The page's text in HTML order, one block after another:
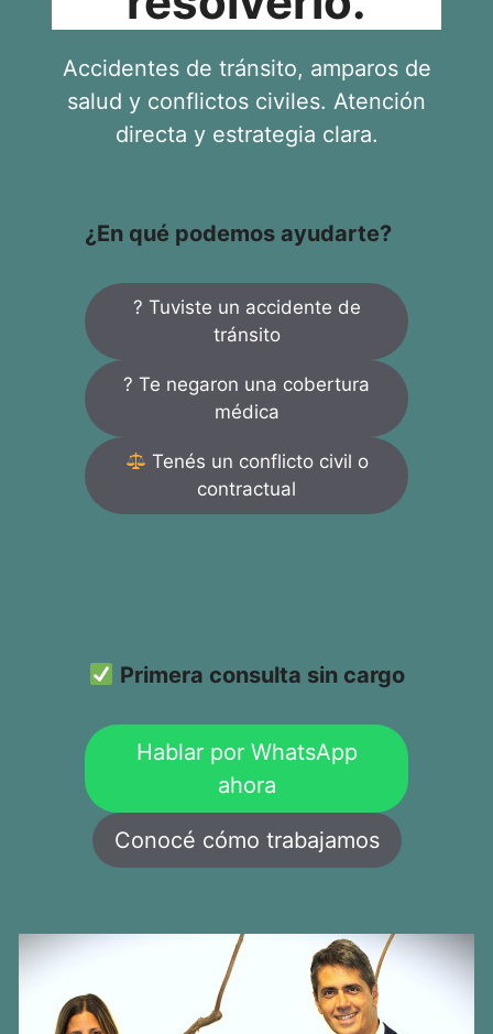
Accidentes de tránsito, amparos de
salud y conflictos civiles. Atención
directa y estrategia clara.
¿En qué podemos ayudarte?
? Tuviste un accidente de
tránsito
? Te negaron una cobertura
médica
Tenés un conflicto civil o
contractual
Primera consulta sin cargo
Hablar por WhatsApp
ahora
Conocé cómo trabajamos